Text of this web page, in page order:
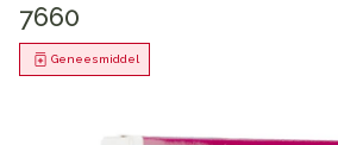
7660
Geneesmiddel